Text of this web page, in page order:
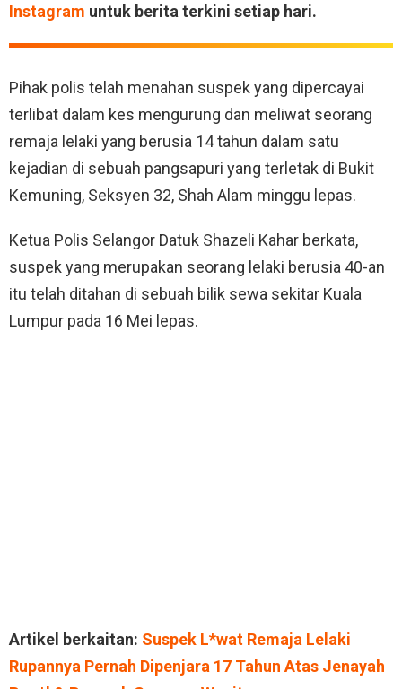
Instagram untuk berita terkini setiap hari.
Pihak polis telah menahan suspek yang dipercayai
terlibat dalam kes mengurung dan meliwat seorang
remaja lelaki yang berusia 14 tahun dalam satu
kejadian di sebuah pangsapuri yang terletak di Bukit
Kemuning, Seksyen 32, Shah Alam minggu lepas.
Ketua Polis Selangor Datuk Shazeli Kahar berkata,
suspek yang merupakan seorang lelaki berusia 40-an
itu telah ditahan di sebuah bilik sewa sekitar Kuala
Lumpur pada 16 Mei lepas.
Artikel berkaitan: Suspek L*wat Remaja Lelaki
Rupannya Pernah Dipenjara 17 Tahun Atas Jenayah